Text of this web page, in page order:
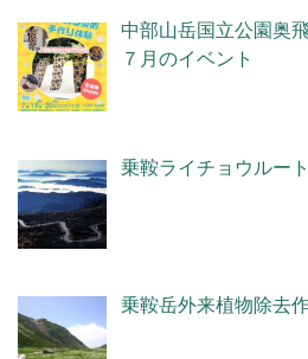
中部山岳国立公園奥
７月のイベント
乗鞍ライチョウルー
乗鞍岳外来植物除去